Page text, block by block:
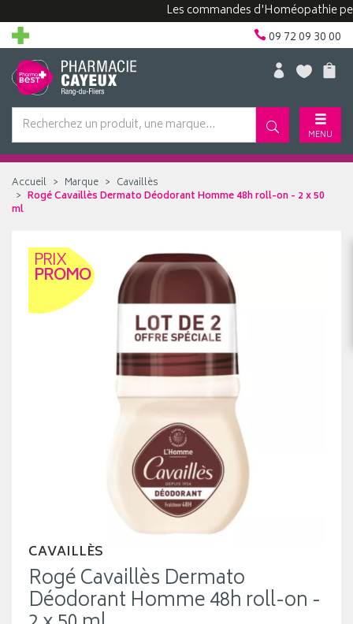
Les commandes d'Homéopathie
09 72 09 30 00
MENU
Accueil Marque
Cavaillès
Rogé Cavaillès Dermato Déodorant Homme 48h roll-on - 2 x 50
ml
PRIX
PROMO
CAVAILLÈS
Rogé Cavaillès Dermato
Déodorant Homme 48h roll-on -